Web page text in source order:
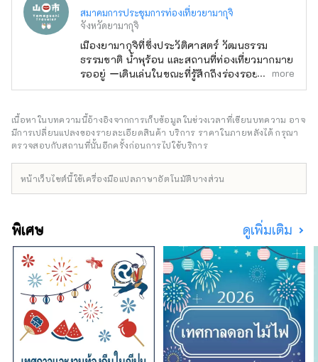
สมาคมการประชุมการท่องเที่ยวยามากุจิ
จังหวัดยามากุจิ
เมืองยามากุจิที่ซึ่งประวัติศาสตร์ วัฒนธรรม
ธรรมชาติ น้ำพุร้อน และสถานที่ท่องเที่ยวมากมาย
รออยู่ ーเดินเล่นในขณะที่รู้สึกถึงร่องรอยของ
วัฒนธรรม Ouchi ーเดินเล่น Hagi Okan ถนน
Yamaguchi ーเพลิดเพลินกับ Yuda Onsen
เพลิดเพลินไปกับธรรมชาติอันยิ่งใหญ่ของเทือกเขา
Chugoku ทางทิศเหนือและทะเล Seto Inland
ดึงดูด เห็น รู้สึก และสัมผัสกับมัน ไปเที่ยวยามากุจิ
more
เนื้อหาในบทความนี้อ้างอิงจากการเก็บข้อมูลในช่วงเวลาที่เขียนบทความ อาจ
มีการเปลี่ยนแปลงของรายละเอียดสินค้า บริการ ราคาในภายหลังได้ กรุณา
ตรวจสอบกับสถานที่นั้นอีกครั้งก่อนการไปใช้บริการ
หน้าเว็บไซต์นี้ใช้เครื่องมือแปลภาษาอัตโนมัติบางส่วน
พิเศษ ดูเพิ่มเติม